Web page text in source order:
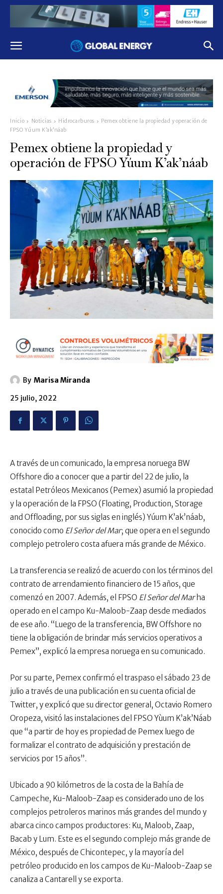
Inicio Noticias Hidrocarburos
Pemex obtiene la propiedad y operación de
FPSO Yúum K’ak’náab
Pemex obtiene la propiedad y
operación de FPSO Yúum K’ak’náab
By Marisa Miranda
25 julio, 2022
A través de un comunicado, la empresa noruega BW
Offshore dio a conocer que a partir del 22 de julio, la
estatal Petróleos Mexicanos (Pemex) asumió la propiedad
y la operación de la FPSO (Floating, Production, Storage
and Offloading, por sus siglas en inglés) Yúum K’ak’náab,
conocido como El Señor del Mar; que opera en el segundo
complejo petrolero costa afuera más grande de México.
La transferencia se realizó de acuerdo con los términos del
contrato de arrendamiento financiero de 15 años, que
comenzó en 2007. Además, el FPSO El Señor del Marha
operado en el campo Ku-Maloob-Zaap desde mediados
de ese año. “Luego de la transferencia, BW Offshore no
tiene la obligación de brindar más servicios operativos a
Pemex”, explicó la empresa noruega en su comunicado.
Por su parte, Pemex confirmó el traspaso el sábado 23 de
julio a través de una publicación en su cuenta oficial de
Twitter, y explicó que su director general, Octavio Romero
Oropeza, visitó las instalaciones del FPSO Yùum K’ak’Náab
que “a partir de hoy es propiedad de Pemex luego de
formalizar el contrato de adquisición y prestación de
servicios por 15 años”.
Ubicado a 90 kilómetros de la costa de la Bahía de
Campeche, Ku-Maloob-Zaap es considerado uno de los
complejos petroleros marinos más grandes del mundo y
abarca cinco campos productores: Ku, Maloob, Zaap,
Bacab y Lum. Este es el segundo complejo más grande de
México, después de Chicontepec, y la mayoría del
petróleo producido en los campos de Ku-Maloob-Zaap se
canaliza a Cantarell y se exporta.